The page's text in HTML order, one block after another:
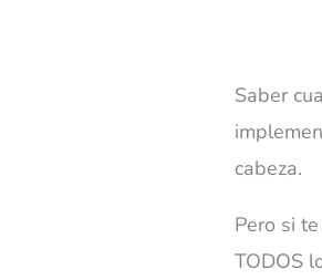
Saber
cabeza.
Pero si
TODOS